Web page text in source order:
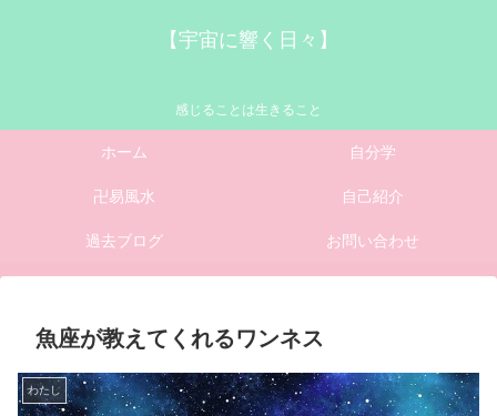
【宇宙に響く日々】
感じることは生きること
ホーム 自分学
卍易風水 自己紹介
過去ブログ お問い合わせ
魚座が教えてくれるワンネス
わたし